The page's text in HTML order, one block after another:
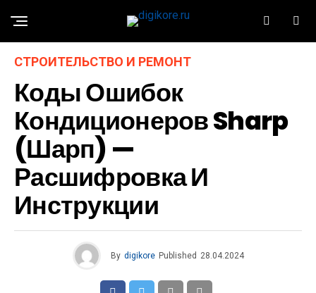
СТРОИТЕЛЬСТВО И РЕМОНТ
Коды Ошибок
Кондиционеров Sharp
(Шарп) —
Расшифровка И
Инструкции
By digikore Published 28.04.2024